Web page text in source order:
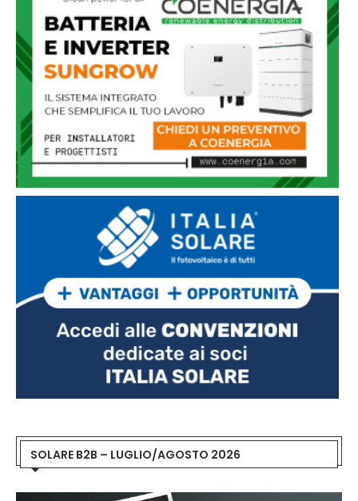
SOLARE B2B – LUGLIO/AGOSTO 2026